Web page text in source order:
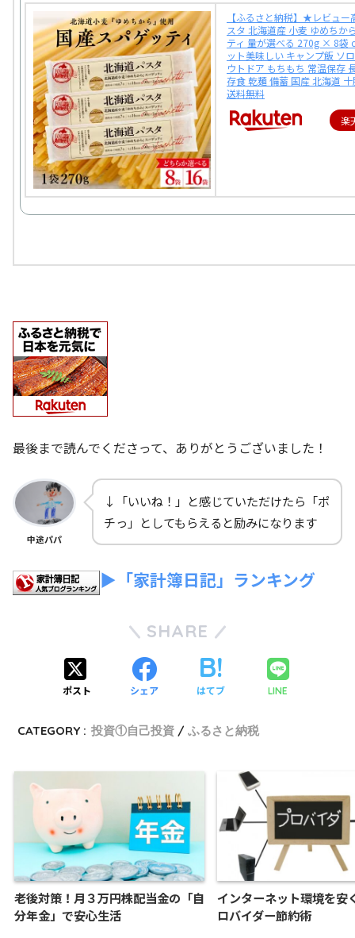
【ふるさと納税】★レビュ
スタ 北海道産 小麦 ゆめちか
ティ 量が選べる 270g × 8袋
ット美味しい キャンプ飯 ソ
ウトドア もちもち 常温保存
存食 乾麺 備蓄 国産 北海道
送料無料
楽
最後まで読んでくださって、ありがとうございました！
中途パパ
↓「いいね！」と感じていただけたら「ポ
チっ」としてもらえると励みになります
▶「家計簿日記」ランキング
SHARE
ポスト シェア はてブ LINE
CATEGORY : 投資①自己投資 ふるさと納税
老後対策！月３万円株配当金の「自
分年金」で安心生活
インターネット環境を安
ロバイダー節約術